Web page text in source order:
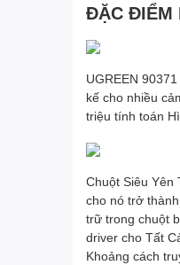
ĐẶC ĐIỂM
UGREEN
kế cho nhiều
triệu tính toán
Chuột Siêu Yên
cho nó trở
trữ trong chuột
driver cho Tất
Khoảng cách